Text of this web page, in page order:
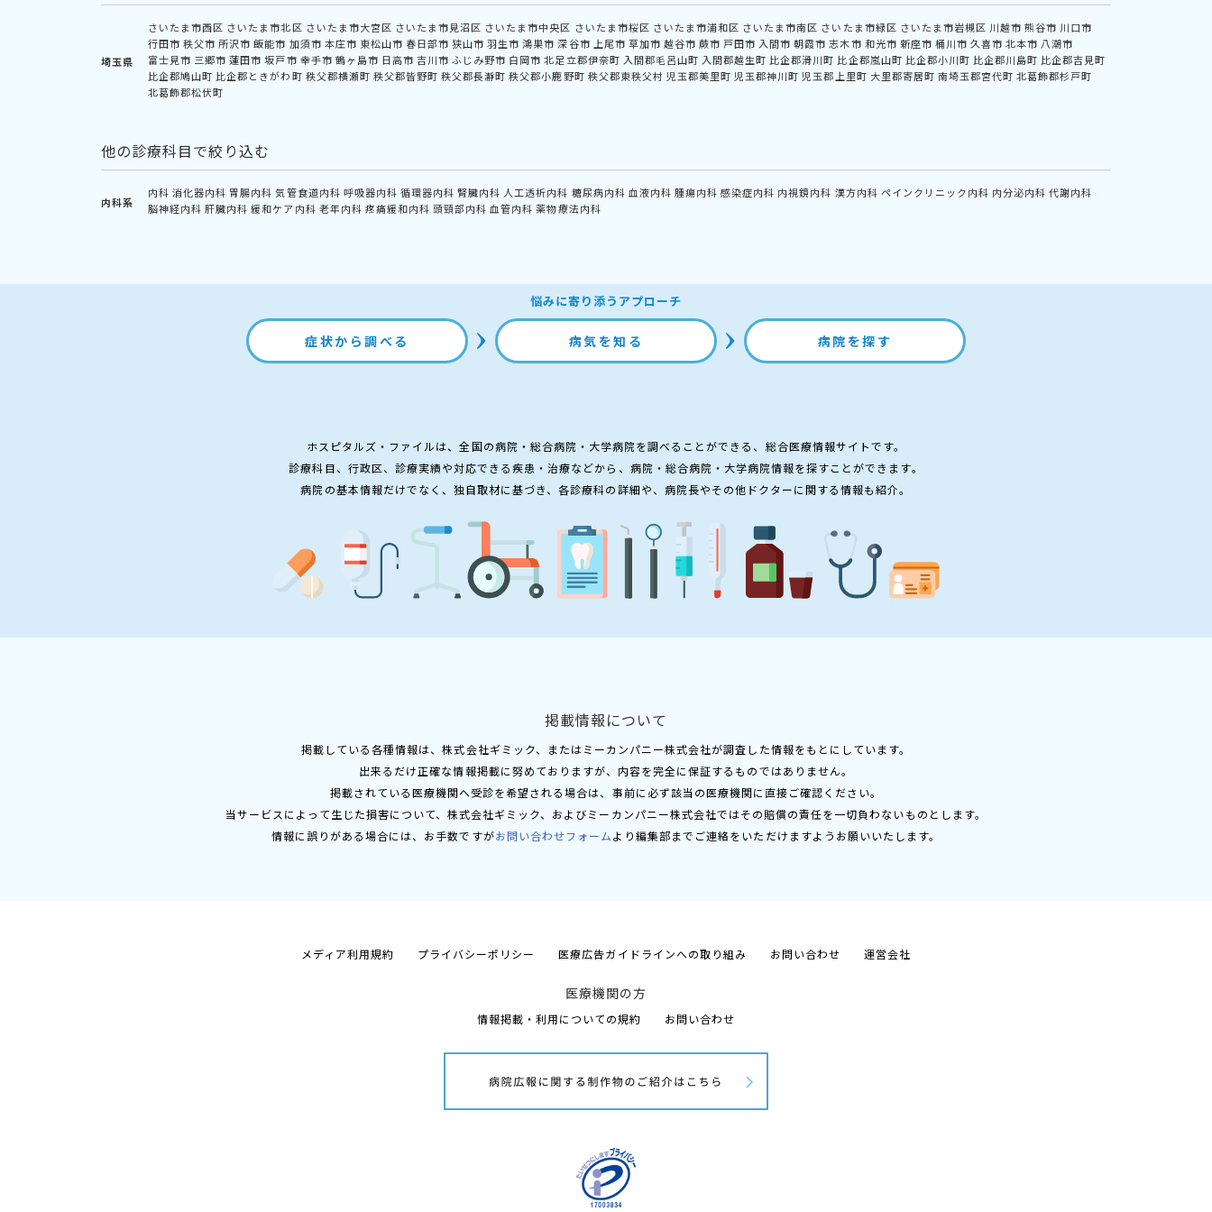
埼玉県
さいたま市西区 さいたま市北区 さいたま市大宮区 さいたま市見沼区 さいたま市中央区 さいたま市桜区 さいたま市浦和区 さいたま市南区 さいたま市緑区 さいたま市岩槻区 川越市 熊谷市 川口市
行田市 秩父市 所沢市 飯能市 加須市 本庄市 東松山市 春日部市 狭山市 羽生市 鴻巣市 深谷市 上尾市 草加市 越谷市 蕨市 戸田市 入間市 朝霞市 志木市 和光市 新座市 桶川市 久喜市 北本市 八潮市
富士見市 三郷市 蓮田市 坂戸市 幸手市 鶴ヶ島市 日高市 吉川市 ふじみ野市 白岡市 北足立郡伊奈町 入間郡毛呂山町 入間郡越生町 比企郡滑川町 比企郡嵐山町 比企郡小川町 比企郡川島町 比企郡吉見町
比企郡鳩山町 比企郡ときがわ町 秩父郡横瀬町 秩父郡皆野町 秩父郡長瀞町 秩父郡小鹿野町 秩父郡東秩父村 児玉郡美里町 児玉郡神川町 児玉郡上里町 大里郡寄居町 南埼玉郡宮代町 北葛飾郡杉戸町
北葛飾郡松伏町
他の診療科目で絞り込む
内科系
内科 消化器内科 胃腸内科 気管食道内科 呼吸器内科 循環器内科 腎臓内科 人工透析内科 糖尿病内科 血液内科 腫瘍内科 感染症内科 内視鏡内科 漢方内科 ペインクリニック内科 内分泌内科 代謝内科
脳神経内科 肝臓内科 緩和ケア内科 老年内科 疼痛緩和内科 頭頸部内科 血管内科 薬物療法内科
悩みに寄り添うアプローチ
症状から調べる 病気を知る 病院を探す
ホスピタルズ・ファイルは、全国の病院・総合病院・大学病院を調べることができる、総合医療情報サイトです。
診療科目、行政区、診療実績や対応できる疾患・治療などから、病院・総合病院・大学病院情報を探すことができます。
病院の基本情報だけでなく、独自取材に基づき、各診療科の詳細や、病院長やその他ドクターに関する情報も紹介。
掲載情報について
掲載している各種情報は、株式会社ギミック、またはミーカンパニー株式会社が調査した情報をもとにしています。
出来るだけ正確な情報掲載に努めておりますが、内容を完全に保証するものではありません。
掲載されている医療機関へ受診を希望される場合は、事前に必ず該当の医療機関に直接ご確認ください。
当サービスによって生じた損害について、株式会社ギミック、およびミーカンパニー株式会社ではその賠償の責任を一切負わないものとします。
情報に誤りがある場合には、お手数ですがお問い合わせフォームより編集部までご連絡をいただけますようお願いいたします。
メディア利用規約 プライバシーポリシー 医療広告ガイドラインへの取り組み お問い合わせ 運営会社
医療機関の方
情報掲載・利用についての規約 お問い合わせ